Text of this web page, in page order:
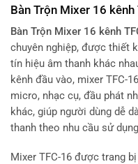
Bàn Trộn Mixer 16
Bàn Trộn Mixer 16 kênh
chuyên nghiệp, được thiết
tín hiệu âm thanh khác
kênh đầu vào, mixer TFC-
micro, nhạc cụ, đầu phát
khác, giúp người dùng dễ
thanh theo nhu cầu sử
Mixer TFC-16 được trang